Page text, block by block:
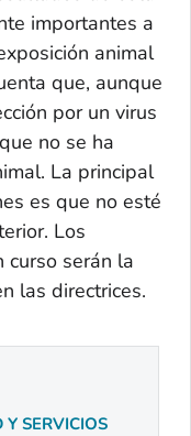
importantes a
animal
que, aunque
por un virus
no se ha
La principal
es que no esté
Los
curso serán la
las directrices.
SERVICIOS